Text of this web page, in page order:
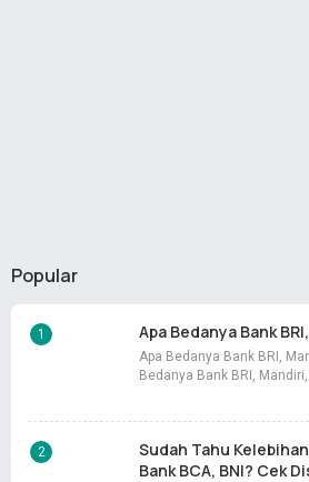
Popular
Apa Bedanya Bank
Apa Bedanya Bank BRI,
Bedanya Bank BRI, Mandiri,
Sudah Tahu
Bank BCA, BNI? Cek